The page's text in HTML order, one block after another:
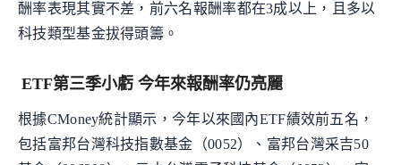
酬率表現其實不差，前六名報酬率都在3成以上，且多以
科技類型基金拔得頭籌。
ETF第三季小虧 今年來報酬率仍亮麗
根據CMoney統計顯示，今年以來國內ETF績效前五名，
包括富邦台灣科技指數基金（0052）、富邦台灣采吉50